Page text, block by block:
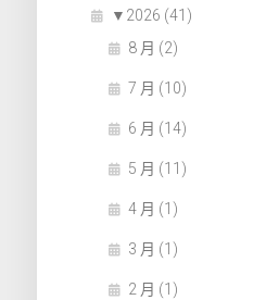
▼ 2026 (41)
8 月 (2)
7 月 (10)
6 月 (14)
5 月 (11)
4 月 (1)
3 月 (1)
2 月 (1)